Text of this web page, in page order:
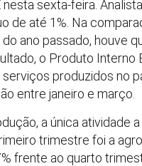
nesta sexta-feira.
de até 1%. Na
ano passado, houve
o Produto Interno
produzidos no
entre janeiro e março.
a única atividade
trimestre foi a
frente ao quarto